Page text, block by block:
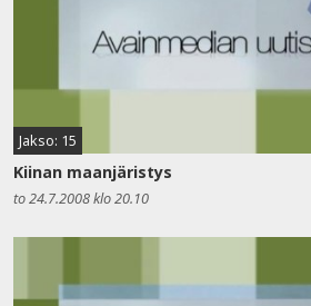
Jakso: 15
Kiinan maanjäristys
to 24.7.2008 klo 20.10